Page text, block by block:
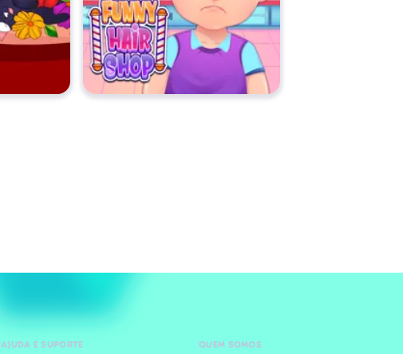
AJUDA E SUPORTE QUEM SOMOS